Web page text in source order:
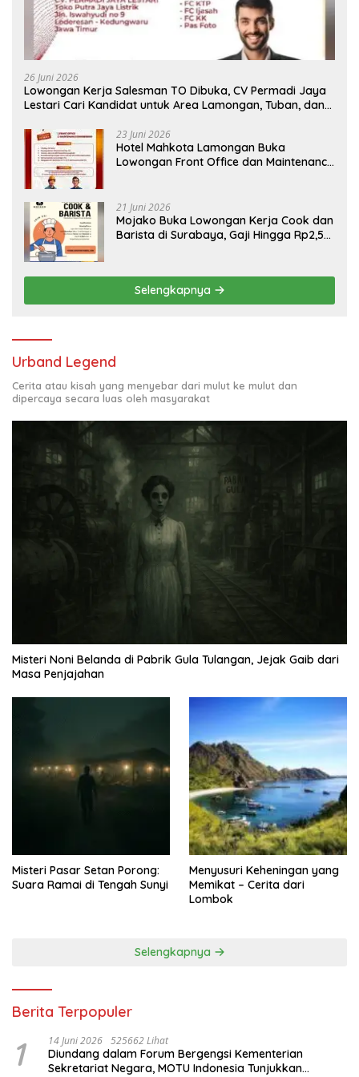
26 Juni 2026
Lowongan Kerja Salesman TO Dibuka, CV Permadi Jaya
Lestari Cari Kandidat untuk Area Lamongan, Tuban, dan
23 Juni 2026
Hotel Mahkota Lamongan Buka
Lowongan Front Office dan Maintenance
21 Juni 2026
Mojako Buka Lowongan Kerja Cook dan
Barista di Surabaya, Gaji Hingga Rp2,5
Selengkapnya
Urband Legend
Cerita atau kisah yang menyebar dari mulut ke mulut dan
dipercaya secara luas oleh masyarakat
Misteri Noni Belanda di Pabrik Gula Tulangan, Jejak Gaib dari
Masa Penjajahan
Misteri Pasar Setan Porong:
Suara Ramai di Tengah Sunyi
Menyusuri Keheningan yang
Memikat – Cerita dari
Lombok
Selengkapnya
Berita Terpopuler
1 14 Juni 2026 525662 Lihat
Diundang dalam Forum Bergengsi Kementerian
Sekretariat Negara, MOTU Indonesia Tunjukkan